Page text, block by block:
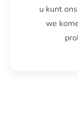
u kunt
we